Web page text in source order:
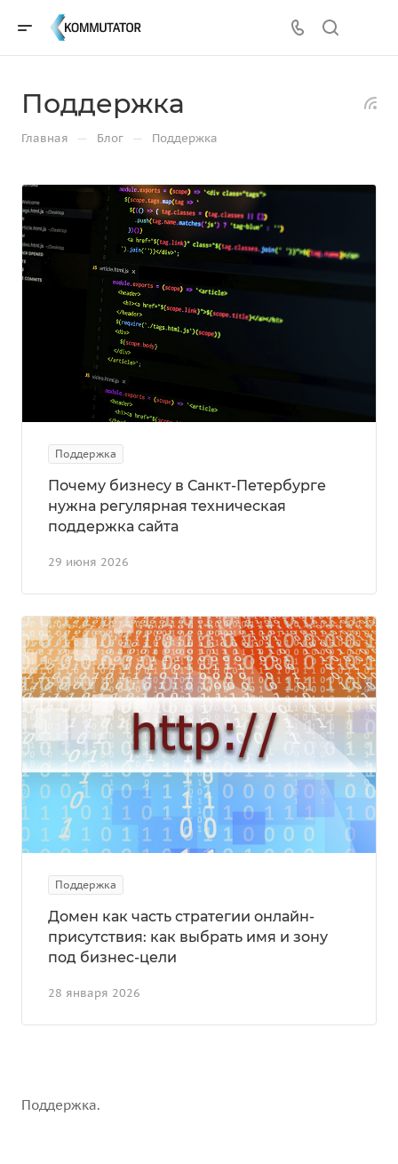
Поддержка
Главная — Блог — Поддержка
Поддержка
29 июня 2026
Почему бизнесу в Санкт-Петербурге
нужна регулярная техническая
поддержка сайта
Поддержка
28 января 2026
Домен как часть стратегии онлайн-
присутствия: как выбрать имя и зону
под бизнес-цели
Поддержка.